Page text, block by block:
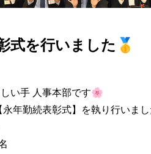
式を行いました🥇
い手 人事本部です🌸
年勤続表彰式】を執り行いま